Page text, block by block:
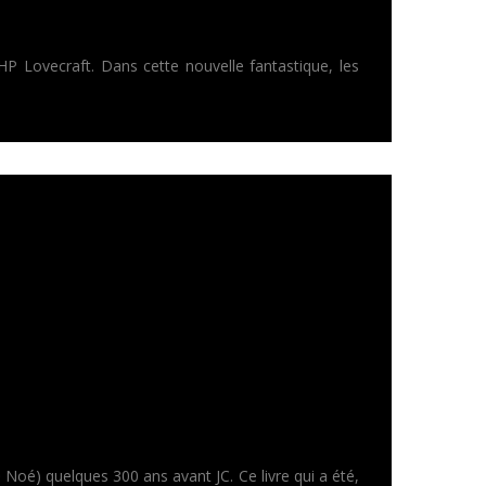
Lovecraft. Dans cette nouvelle fantastique, les
quelques 300 ans avant JC. Ce livre qui a été,